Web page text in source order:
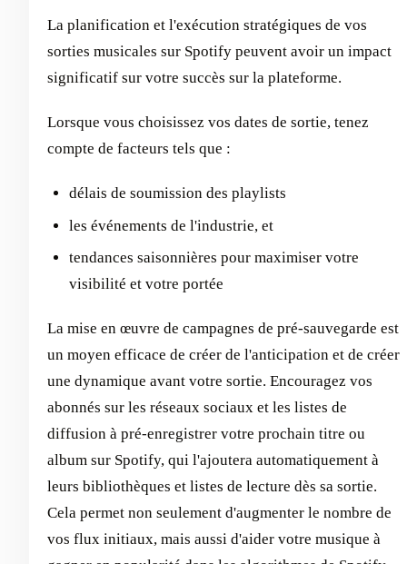
La planification et l'exécution stratégiques de vos
sorties musicales sur Spotify peuvent avoir un impact
significatif sur votre succès sur la plateforme.
Lorsque vous choisissez vos dates de sortie, tenez
compte de facteurs tels que :
délais de soumission des playlists
les événements de l'industrie, et
tendances saisonnières pour maximiser votre
visibilité et votre portée
La mise en œuvre de campagnes de pré-sauvegarde est
un moyen efficace de créer de l'anticipation et de créer
une dynamique avant votre sortie. Encouragez vos
abonnés sur les réseaux sociaux et les listes de
diffusion à pré-enregistrer votre prochain titre ou
album sur Spotify, qui l'ajoutera automatiquement à
leurs bibliothèques et listes de lecture dès sa sortie.
Cela permet non seulement d'augmenter le nombre de
vos flux initiaux, mais aussi d'aider votre musique à